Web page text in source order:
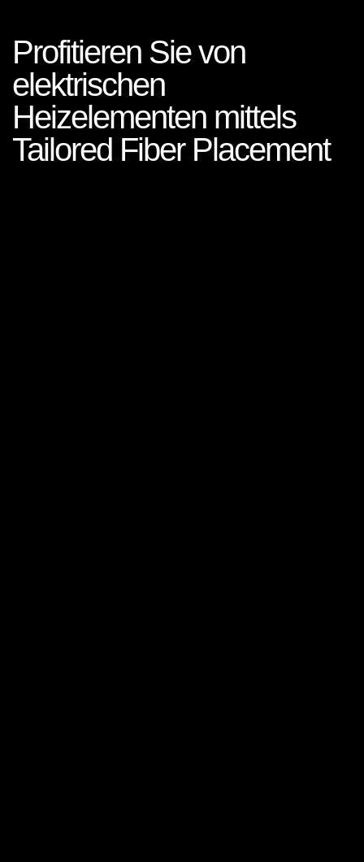
Profitieren Sie von
elektrischen
Heizelementen mittels
Tailored Fiber Placement